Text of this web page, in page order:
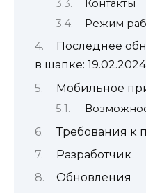
Контакты
Режим
Последнее
в шапке: 19.02.2024
Мобильное
Требования к
Разработчик
Обновления